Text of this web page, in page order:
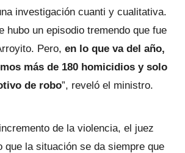
investigación cuanti y cualitativa.
hubo un episodio tremendo que fue
Pero, en lo que va del año,
más de 180 homicidios y solo
de robo”, reveló el ministro.
de la violencia, el juez
que la situación se da siempre que